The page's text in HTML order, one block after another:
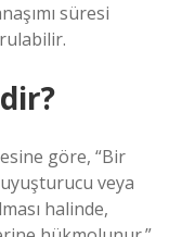
süresi
göre, “Bir
veya
halinde,